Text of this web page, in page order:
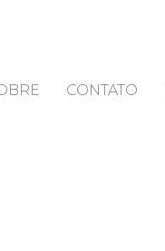
CONTATO